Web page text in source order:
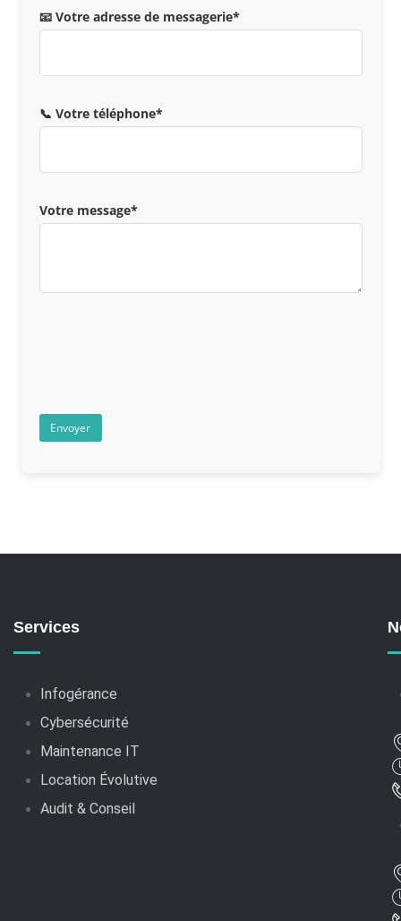
📧 Votre adresse de messagerie*
📞 Votre téléphone*
Votre message*
Services
Infogérance
Cybersécurité
Maintenance IT
Location Évolutive
Audit & Conseil